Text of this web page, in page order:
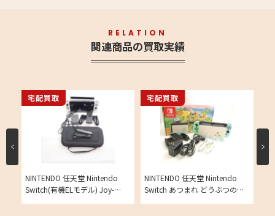
RELATION
関連商品の買取実績
NINTENDO 任天堂 Nintendo
Switch(有機ELモデル) Joy-
宅配買取
NINTENDO 任天堂 Nintendo
Switch あつまれ どうぶつの森
宅配買取